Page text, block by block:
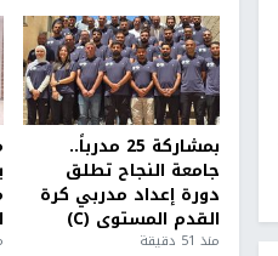
بمشاركة 25 مدرباً..
جامعة النجاح تطلق
دورة إعداد مدربي كرة
القدم المستوى (C)
منذ 51 دقيقة